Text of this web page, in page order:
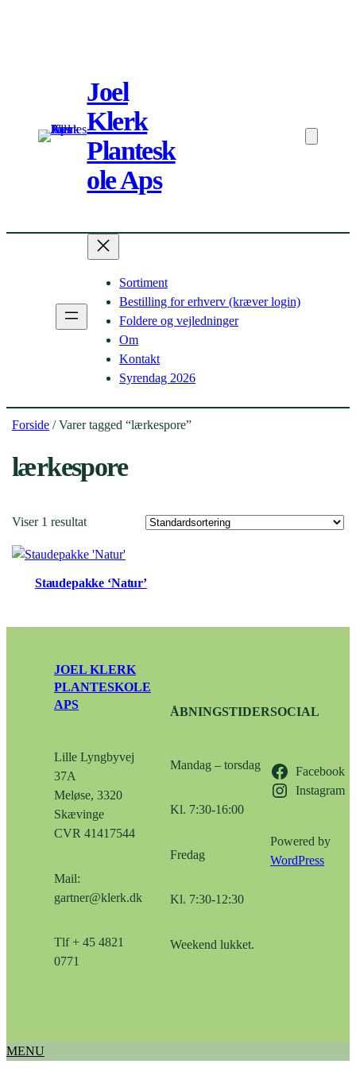
Joel
Klerk
Plantesk
ole Aps
Sortiment
Bestilling for erhverv (kræver login)
Foldere og vejledninger
Om
Kontakt
Syrendag 2026
Forside / Varer tagged “lærkespore”
lærkespore
Viser 1 resultat
Staudepakke ‘Natur’
JOEL KLERK
PLANTESKOLE
APS
Lille Lyngbyvej
37A
Meløse, 3320
Skævinge
CVR 41417544
Mail:
gartner@klerk.dk
Tlf + 45 4821
0771
ÅBNINGSTIDER
Mandag – torsdag
Kl. 7:30-16:00
Fredag
Kl. 7:30-12:30
Weekend lukket.
SOCIAL
Facebook
Instagram
Powered by
WordPress
MENU